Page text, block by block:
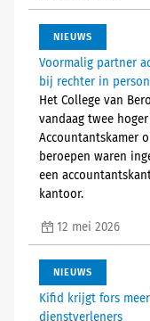
NIEUWS
Voormalig partner
bij rechter in
Het College van
vandaag twee
Accountantskamer
beroepen waren
een
kantoor.
12 mei 2026
NIEUWS
Kifid krijgt fors
dienstverleners